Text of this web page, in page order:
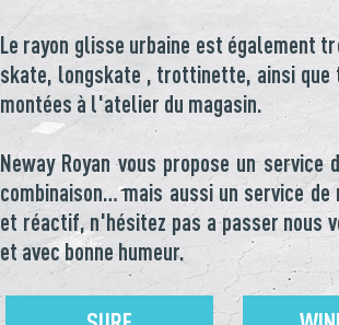
Le rayon glisse urbaine est également
skate, longskate , trottinette, ainsi que
montées à l'atelier du magasin.
Neway Royan vous propose un
combinaison… mais aussi un service
et réactif, n'hésitez pas a passer nous
et avec bonne humeur.